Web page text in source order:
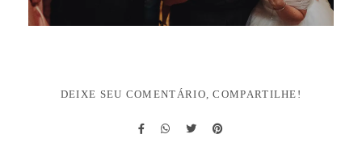
DEIXE SEU COMENTÁRIO, COMPARTILHE!